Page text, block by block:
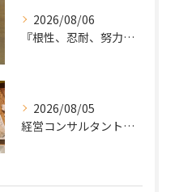
2026/08/06
『根性、忍耐、努力という言葉は死語なのか』
2026/08/05
経営コンサルタントのモーちゃん・毛利京申です。